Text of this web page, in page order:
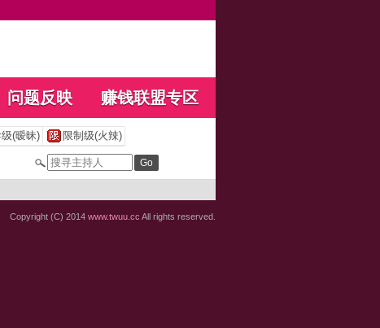
问题反映 赚钱联盟专区
(暧昧) 限制级(火辣)
Copyright (C) 2014 www.twuu.cc All rights reserved.